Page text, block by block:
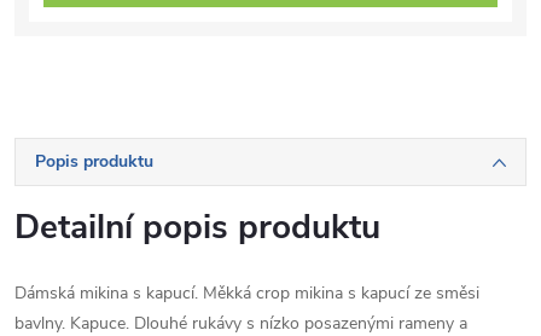
Popis produktu
Detailní popis produktu
Dámská mikina s kapucí. Měkká crop mikina s kapucí ze směsi
bavlny. Kapuce. Dlouhé rukávy s nízko posazenými rameny a